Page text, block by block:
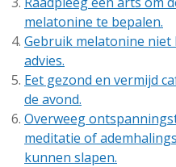
melatonine te bepalen.
Gebruik melatonine niet
advies.
Eet gezond en vermijd
de avond.
Overweeg
meditatie of
kunnen slapen.